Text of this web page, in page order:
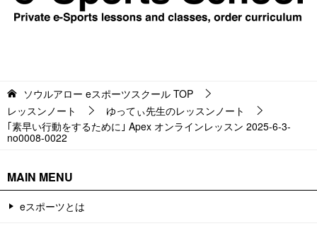
ソウルアロー eスポーツスクール TOP
レッスンノート
ゆってぃ先生のレッスンノート
｢素早い行動をするために｣ Apex オンラインレッスン 2025-6-3-
no0008-0022
MAIN MENU
eスポーツとは